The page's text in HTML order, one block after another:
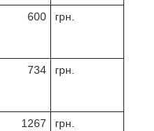
600 грн.
734 грн.
1267 грн.